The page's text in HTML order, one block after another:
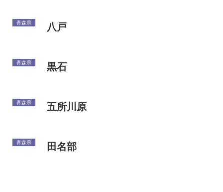
青森県 八戸
青森県 黒石
青森県 五所川原
青森県 田名部